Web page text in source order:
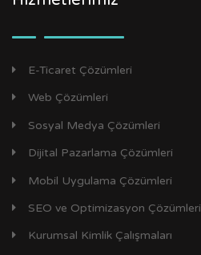
E-Ticaret Çözümleri
Web Çözümleri
Sosyal Medya Çözümleri
Dijital Pazarlama Çözümleri
Mobil Uygulama Çözümleri
SEO ve Optimizasyon Çözümleri
Kurumsal Kimlik Çalışmaları